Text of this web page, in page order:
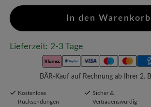
In den Warenkorb
Lieferzeit: 2-3 Tage
BÄR-Kauf auf Rechnung ab Ihrer 2.
Kostenlose
Rücksendungen
Sicher &
Vertrauenswürdig